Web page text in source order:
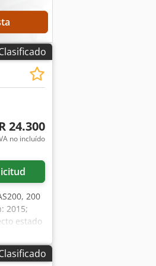
por
pago
útiles
24.300
no incluído
200
2015;
estado